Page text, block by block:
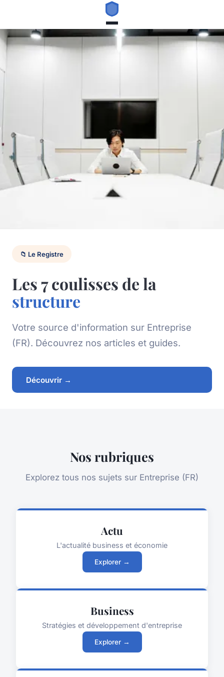
📁 Le Registre
Les 7 coulisses de la
structure
Votre source d'information sur Entreprise
(FR). Découvrez nos articles et guides.
Découvrir →
Nos rubriques
Explorez tous nos sujets sur Entreprise (FR)
Actu
L'actualité business et économie
Explorer →
Business
Stratégies et développement d'entreprise
Explorer →